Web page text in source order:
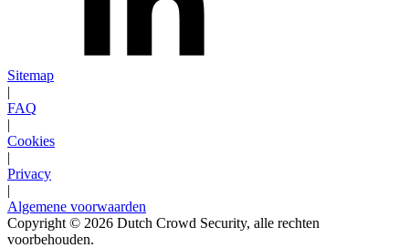
Sitemap
|
FAQ
|
Cookies
|
Privacy
|
Algemene voorwaarden
Copyright © 2026 Dutch Crowd Security, alle rechten
voorbehouden.